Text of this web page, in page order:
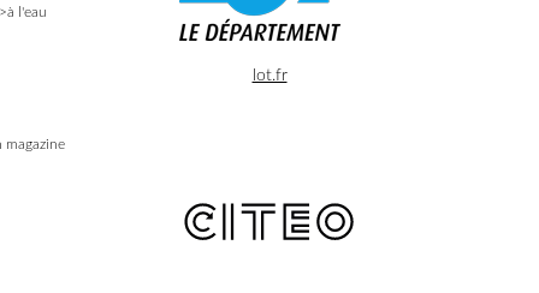
l'eau
magazine
lot.fr